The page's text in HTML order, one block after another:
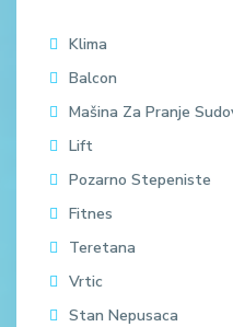
Klima
Balcon
Mašina Za Pranje
Lift
Pozarno Stepeniste
Fitnes
Teretana
Vrtic
Stan Nepusaca